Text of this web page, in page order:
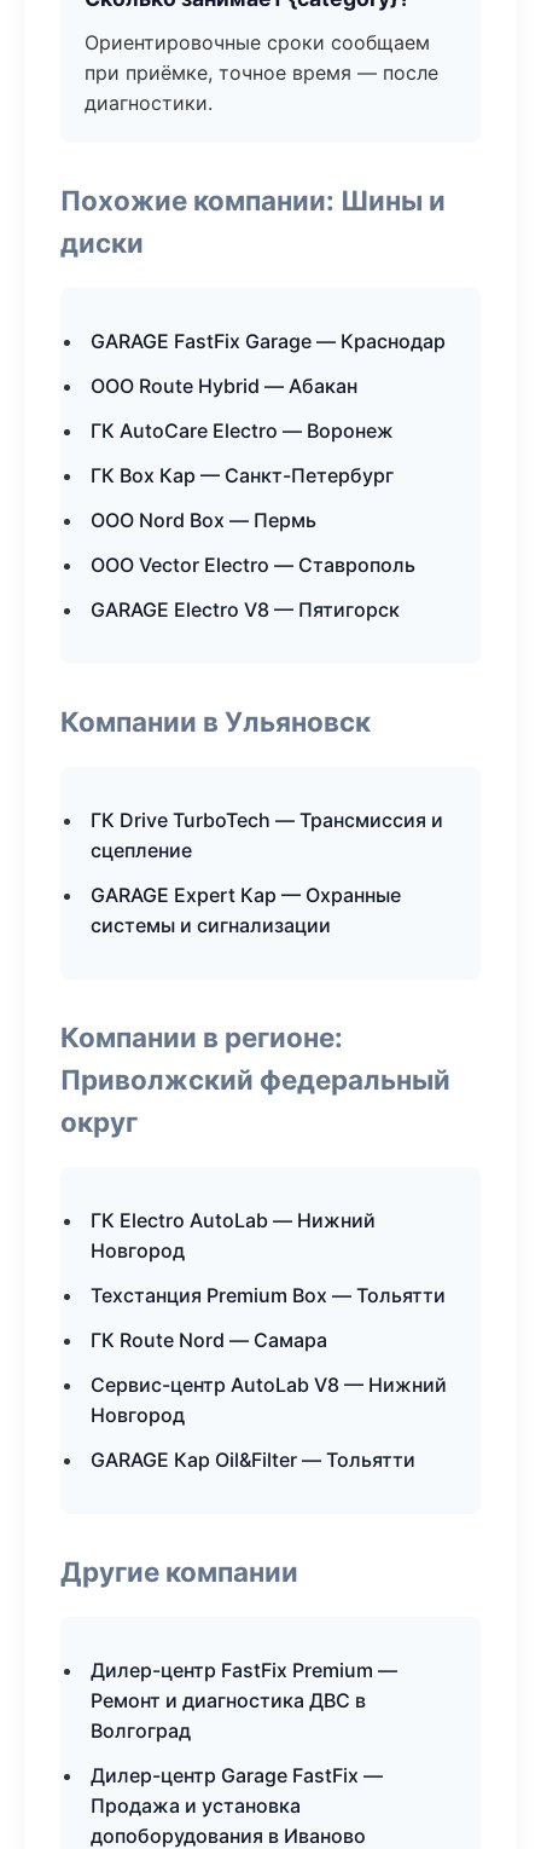
Ориентировочные сроки сообщаем
при приёмке, точное время — после
диагностики.
Похожие компании: Шины и
диски
GARAGE FastFix Garage — Краснодар
ООО Route Hybrid — Абакан
ГК AutoCare Electro — Воронеж
ГК Box Кар — Санкт-Петербург
ООО Nord Box — Пермь
ООО Vector Electro — Ставрополь
GARAGE Electro V8 — Пятигорск
Компании в Ульяновск
ГК Drive TurboTech — Трансмиссия и
сцепление
GARAGE Expert Кар — Охранные
системы и сигнализации
Компании в регионе:
Приволжский федеральный
округ
ГК Electro AutoLab — Нижний
Новгород
Техстанция Premium Box — Тольятти
ГК Route Nord — Самара
Сервис-центр AutoLab V8 — Нижний
Новгород
GARAGE Кар Oil&Filter — Тольятти
Другие компании
Дилер-центр FastFix Premium —
Ремонт и диагностика ДВС в
Волгоград
Дилер-центр Garage FastFix —
Продажа и установка
допоборудования в Иваново